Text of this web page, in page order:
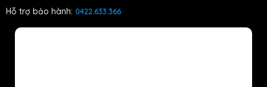
Hỗ trợ bảo hành: 0422.633.366